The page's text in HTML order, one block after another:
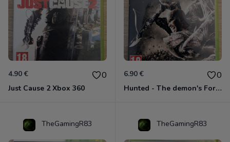
4.90 € 0
Just Cause 2 Xbox 360
6.90 € 0
Hunted - The demon's Forge Xbox 360 (Complet CIB)
TheGamingR83 TheGamingR83